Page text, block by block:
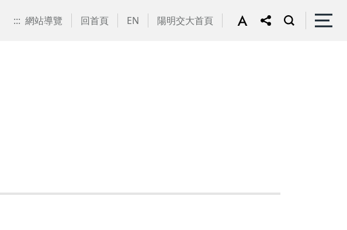
::: 網站導覽 回首頁 EN 陽明交大首頁